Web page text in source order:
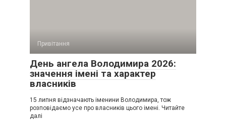
Привітання
День ангела Володимира 2026:
значення імені та характер
власників
15 липня відзначають іменини Володимира, тож
розповідаємо усе про власників цього імені. Читайте
далі